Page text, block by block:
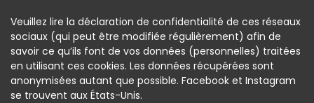
Veuillez lire la déclaration de confidentialité de ces réseaux
sociaux (qui peut être modifiée régulièrement) afin de
savoir ce qu’ils font de vos données (personnelles) traitées
en utilisant ces cookies. Les données récupérées sont
anonymisées autant que possible. Facebook et Instagram
se trouvent aux États-Unis.